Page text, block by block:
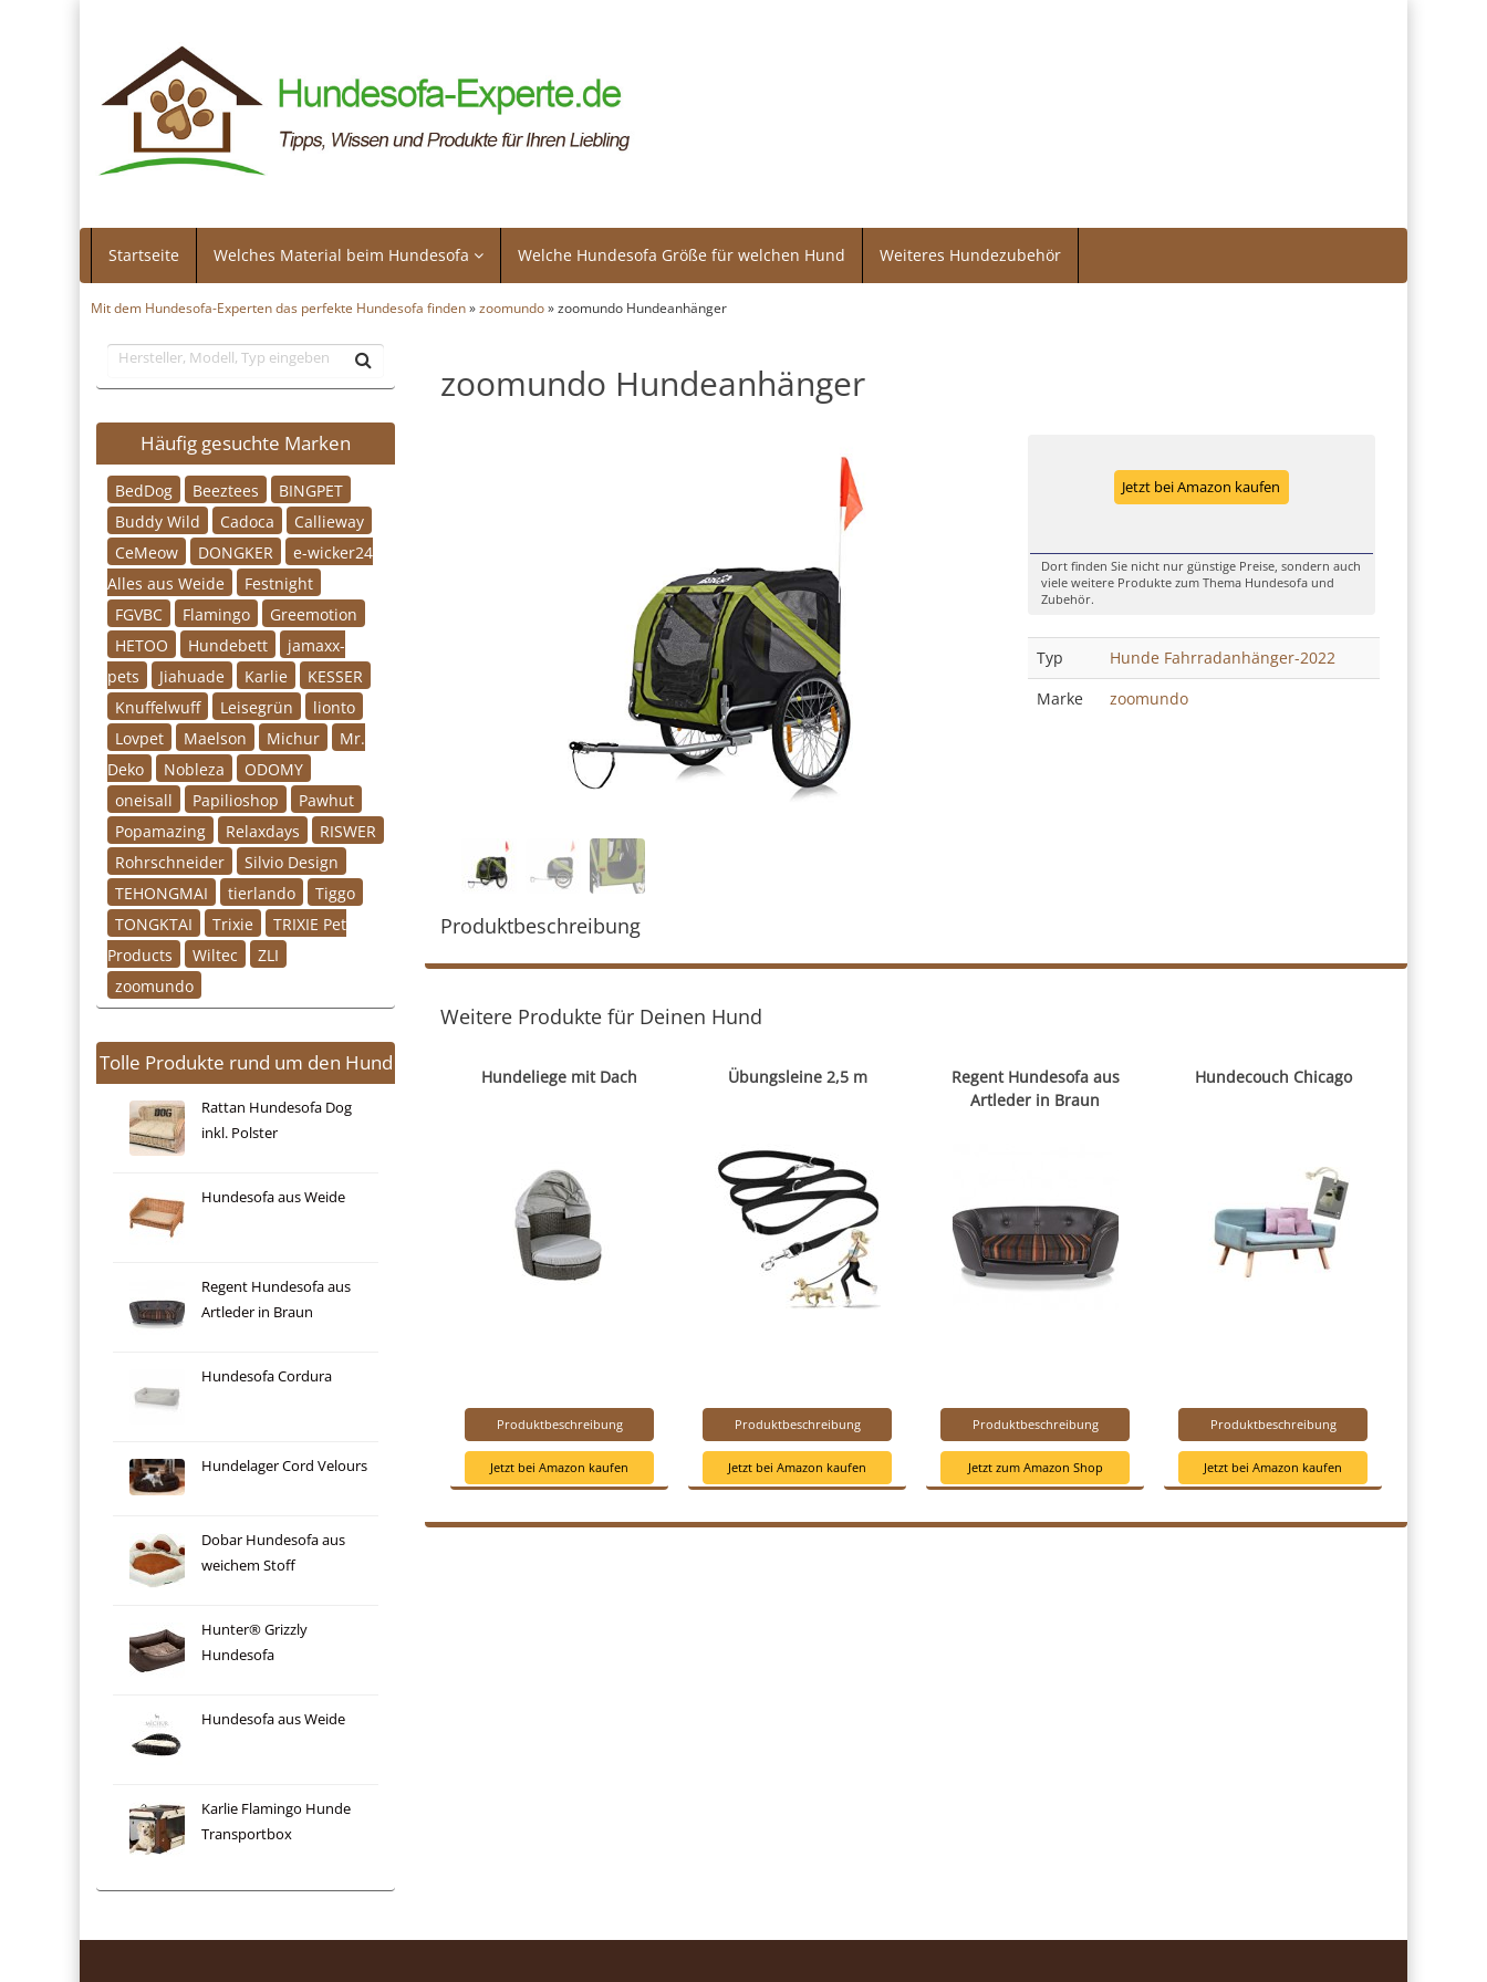
Startseite Welches Material beim Hundesofa Welche Hundesofa Größe für welchen Hund Weiteres Hundezubehör
Mit dem Hundesofa-Experten das perfekte Hundesofa finden»zoomundo» zoomundo Hundeanhänger
Häufig gesuchte Marken
BedDog Beeztees
BINGPET
Buddy Wild
Cadoca
Callieway
CeMeow
DONGKER
e-wicker24
Alles aus Weide
Festnight
FGVBC
Flamingo
Greemotion
HETOO
Hundebett
jamaxx-
pets
Jiahuade Karlie
KESSER
Knuffelwuff
Leisegrün
lionto
Lovpet
Maelson Michur
Mr.
Deko
Nobleza
ODOMY
oneisall
Papilioshop
Pawhut
Popamazing
Relaxdays
RISWER
Rohrschneider
Silvio Design
TEHONGMAI
tierlando
Tiggo
TONGKTAI
Trixie
TRIXIE Pet
Products
Wiltec
ZLI
zoomundo
Tolle Produkte rund um den Hund
Rattan Hundesofa Dog
inkl. Polster
Hundesofa aus Weide
Regent Hundesofa aus
Artleder in Braun
Hundesofa Cordura
Hundelager Cord Velours
Dobar Hundesofa aus
weichem Stoff
Hunter® Grizzly
Hundesofa
Hundesofa aus Weide
Karlie Flamingo Hunde
Transportbox
zoomundo Hundeanhänger
Jetzt bei Amazon kaufen
Dort finden Sie nicht nur günstige Preise, sondern auch
viele weitere Produkte zum Thema Hundesofa und
Zubehör.
Typ
Hunde Fahrradanhänger-2022
Marke
zoomundo
Produktbeschreibung
Weitere Produkte für Deinen Hund
Hundeliege mit Dach
Produktbeschreibung
Jetzt bei Amazon kaufen
Übungsleine 2,5 m
Produktbeschreibung
Jetzt bei Amazon kaufen
Regent Hundesofa aus
Artleder in Braun
Produktbeschreibung
Jetzt zum Amazon Shop
Hundecouch Chicago
Produktbeschreibung
Jetzt bei Amazon kaufen